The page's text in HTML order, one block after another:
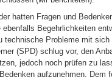
hatten Fragen und
ebenfalls Begehrlichkeiten
technische Probleme mit sich
(SPD) schlug vor, den
jedoch noch prüfen zu
aufzunehmen. Dem